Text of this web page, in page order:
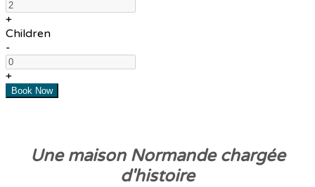
+
Children
-
+
Une maison Normande chargée
d'histoire